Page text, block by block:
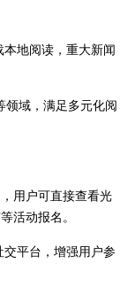
地阅读，重大新闻
领域，满足多元化阅
用户可直接查看光
活动报名。
平台，增强用户参